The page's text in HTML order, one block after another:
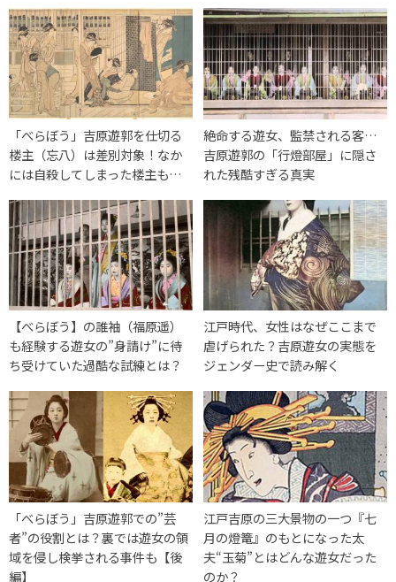
「べらぼう」吉原遊郭を仕切る
楼主（忘八）は差別対象！なか
には自殺してしまった楼主も…
絶命する遊女、監禁される客…
吉原遊郭の「行燈部屋」に隠さ
れた残酷すぎる真実
【べらぼう】の誰袖（福原遥）
も経験する遊女の”身請け”に待
ち受けていた過酷な試練とは？
江戸時代、女性はなぜここまで
虐げられた？吉原遊女の実態を
ジェンダー史で読み解く
「べらぼう」吉原遊郭での”芸
者”の役割とは？裏では遊女の領
域を侵し検挙される事件も【後
編】
江戸吉原の三大景物の一つ『七
月の燈篭』のもとになった太
夫“玉菊”とはどんな遊女だった
のか？